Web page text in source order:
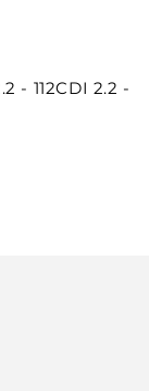
- 112CDI 2.2 -